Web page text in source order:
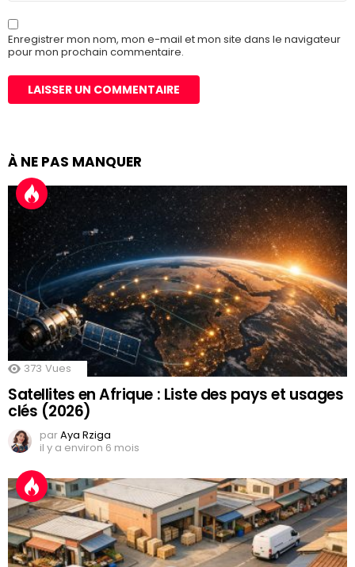
Enregistrer mon nom, mon e-mail et mon site dans le navigateur
pour mon prochain commentaire.
À NE PAS MANQUER
373 Vues
Satellites en Afrique : Liste des pays et usages
clés (2026)
parAya Rziga
il y a environ 6 mois